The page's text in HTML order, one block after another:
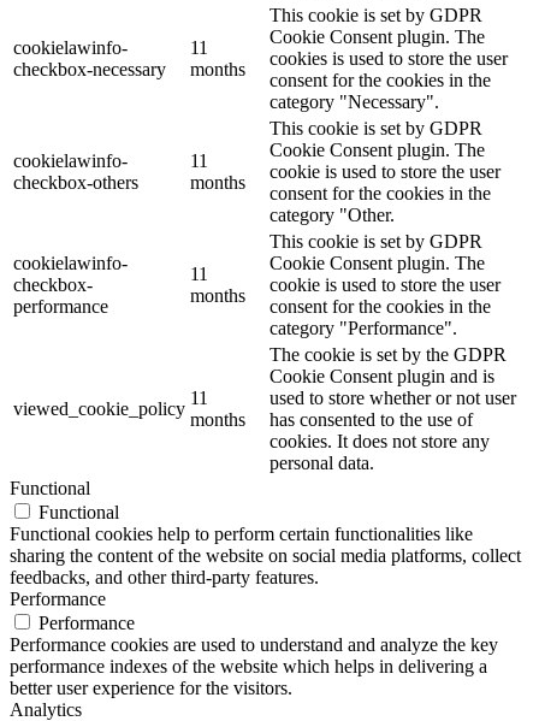
cookielawinfo-
checkbox-necessary
11
months
This cookie is set by GDPR
Cookie Consent plugin. The
cookies is used to store the user
consent for the cookies in the
category "Necessary".
cookielawinfo-
checkbox-others
11
months
This cookie is set by GDPR
Cookie Consent plugin. The
cookie is used to store the user
consent for the cookies in the
category "Other.
cookielawinfo-
checkbox-
performance
11
months
This cookie is set by GDPR
Cookie Consent plugin. The
cookie is used to store the user
consent for the cookies in the
category "Performance".
viewed_cookie_policy
11
months
The cookie is set by the GDPR
Cookie Consent plugin and is
used to store whether or not user
has consented to the use of
cookies. It does not store any
personal data.
Functional
Functional
Functional cookies help to perform certain functionalities like
sharing the content of the website on social media platforms, collect
feedbacks, and other third-party features.
Performance
Performance
Performance cookies are used to understand and analyze the key
performance indexes of the website which helps in delivering a
better user experience for the visitors.
Analytics